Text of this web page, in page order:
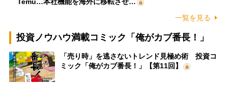
Temu…本社機能を海外に移転させ…
一覧を見る
投資ノウハウ満載コミック「俺がカブ番長！」
「売り時」を逃さないトレンド見極め術 投資コ
ミック「俺がカブ番長！」【第11回】